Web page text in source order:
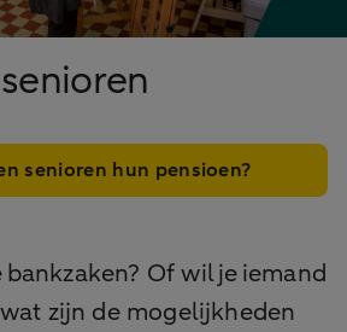
senioren hun pensioen?
Of wil je iemand
zijn de mogelijkheden